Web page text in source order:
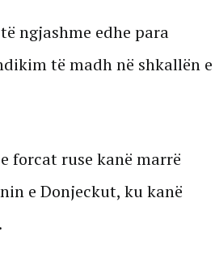
ngjashme edhe para
të madh në shkallën e
forcat ruse kanë marrë
e Donjeckut, ku kanë